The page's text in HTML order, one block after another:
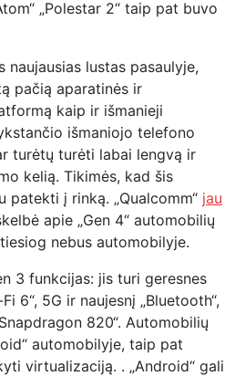
„Polestar 2“ taip pat buvo
naujausias lustas pasaulyje,
pačią aparatinės ir
kaip ir išmanieji
išmaniojo telefono
turėtų turėti labai lengvą ir
kelią. Tikimės, kad šis
patekti į rinką. „Qualcomm“ jau
apie „Gen 4“ automobilių
nebus automobilyje.
3 funkcijas: jis turi geresnes
6“, 5G ir naujesnį „Bluetooth“,
820“. Automobilių
automobilyje, taip pat
virtualizaciją. . „Android“ gali